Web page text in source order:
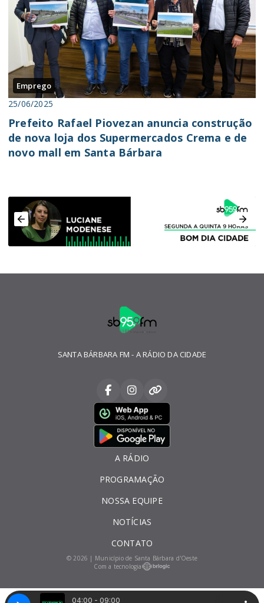
04:00 - 09:00
Emprego
25/06/2025
Prefeito Rafael Piovezan anuncia construção
de nova loja dos Supermercados Crema e de
novo mall em Santa Bárbara
SANTA BÁRBARA FM - A RÁDIO DA CIDADE
A RÁDIO
PROGRAMAÇÃO
NOSSA EQUIPE
NOTÍCIAS
CONTATO
© 2026 | Município de Santa Bárbara d'Oeste
Com a tecnologia